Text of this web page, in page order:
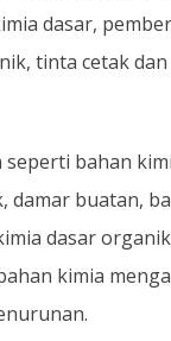
dasar,
tinta cetak
seperti bahan
damar buatan,
dasar
kimia